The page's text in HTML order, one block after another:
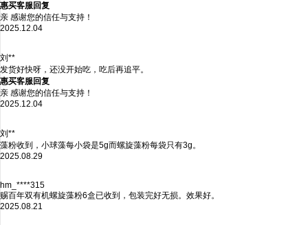
惠买客服回复
亲 感谢您的信任与支持！
2025.12.04
刘**
发货好快呀，还没开始吃，吃后再追平。
惠买客服回复
亲 感谢您的信任与支持！
2025.12.04
刘**
藻粉收到，小球藻每小袋是5g而螺旋藻粉每袋只有3g。
2025.08.29
hm_****315
赐百年双有机螺旋藻粉6盒已收到，包装完好无损。效果好。
2025.08.21